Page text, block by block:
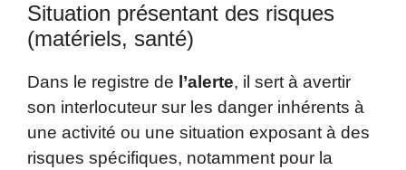
Situation présentant des risques
(matériels, santé)
Dans le registre de l’alerte, il sert à avertir
son interlocuteur sur les danger inhérents à
une activité ou une situation exposant à des
risques spécifiques, notamment pour la